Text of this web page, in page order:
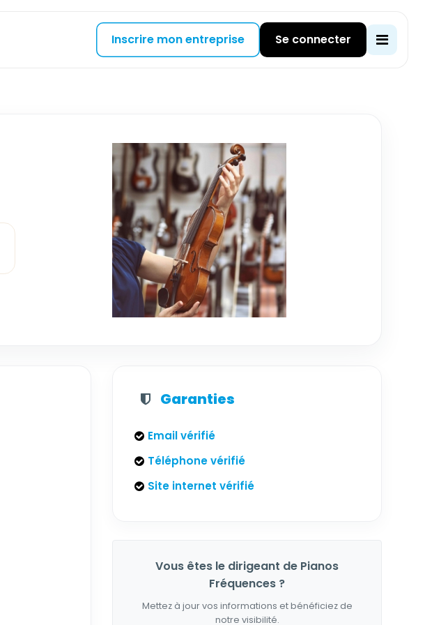
Inscrire mon entreprise Se connecter
Garanties
Email vérifié
Téléphone vérifié
Site internet vérifié
Vous êtes le dirigeant de Pianos
Fréquences ?
Mettez à jour vos informations et bénéficiez de
notre visibilité.